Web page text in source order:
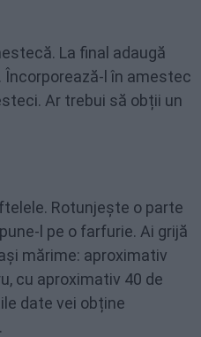
La final adaugă
l în amestec
Ar trebui să obții un
Rotunjește o parte
l pe o farfurie. Ai grijă
mărime: aproximativ
cu aproximativ 40 de
date vei obține